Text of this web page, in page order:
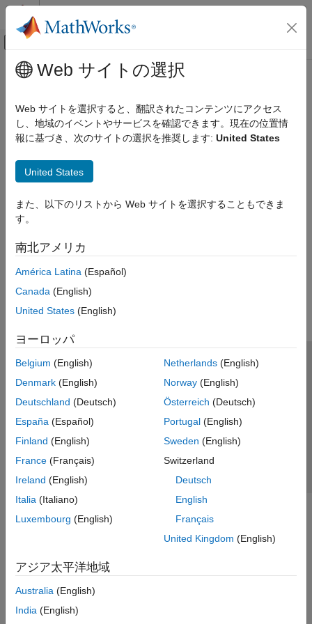
コンテンツへスキップ
オフキャンバス ナビゲーション メ
ドキュメンテーションのホーム
メインコンテンツ
Web サイトの選択
Web サイトを選択すると、翻訳されたコンテンツにアクセス
し、地域のイベントやサービスを確認できます。現在の位置情
報に基づき、次のサイトの選択を推奨します: United States
United States
また、以下のリストから Web サイトを選択することもできま
す。
南北アメリカ
América Latina (Español)
Canada (English)
United States (English)
ヨーロッパ
Belgium (English)
Denmark (English)
Deutschland (Deutsch)
España (Español)
Finland (English)
France (Français)
Ireland (English)
Italia (Italiano)
Luxembourg (English)
Netherlands(English)
Norway(English)
Österreich (Deutsch)
Portugal(English)
Sweden (English)
Switzerland
Deutsch
English
Français
United Kingdom (English)
アジア太平洋地域
Australia (English)
India (English)
トラストセンター
プライバシー ポリシー
違法コピー防止
アプリケーション ステータス
© 1994-2026 The MathWorks, Inc.